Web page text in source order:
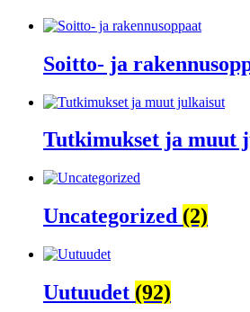
Soitto- ja
Tutkimukset ja muut
Uncategorized (2)
Uutuudet (92)